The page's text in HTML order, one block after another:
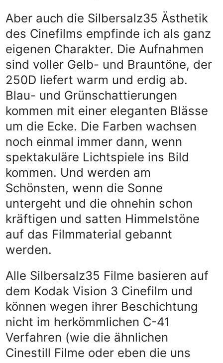
Aber auch die Silbersalz35 Ästhetik
des Cinefilms empfinde ich als ganz
eigenen Charakter. Die Aufnahmen
sind voller Gelb- und Brauntöne, der
250D liefert warm und erdig ab.
Blau- und Grünschattierungen
kommen mit einer eleganten Blässe
um die Ecke. Die Farben wachsen
noch einmal immer dann, wenn
spektakuläre Lichtspiele ins Bild
kommen. Und werden am
Schönsten, wenn die Sonne
untergeht und die ohnehin schon
kräftigen und satten Himmelstöne
auf das Filmmaterial gebannt
werden.
Alle Silbersalz35 Filme basieren auf
dem Kodak Vision 3 Cinefilm und
können wegen ihrer Beschichtung
nicht im herkömmlichen C-41
Verfahren (wie die ähnlichen
Cinestill Filme oder eben die uns